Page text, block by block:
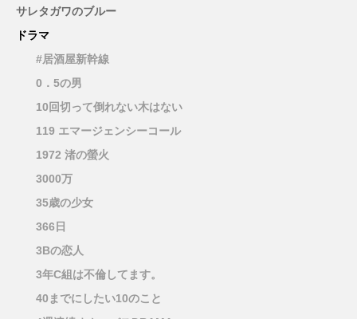
サレタガワのブルー
ドラマ
#居酒屋新幹線
0．5の男
10回切って倒れない木はない
119 エマージェンシーコール
1972 渚の螢火
3000万
35歳の少女
366日
3Bの恋人
3年C組は不倫してます。
40までにしたい10のこと